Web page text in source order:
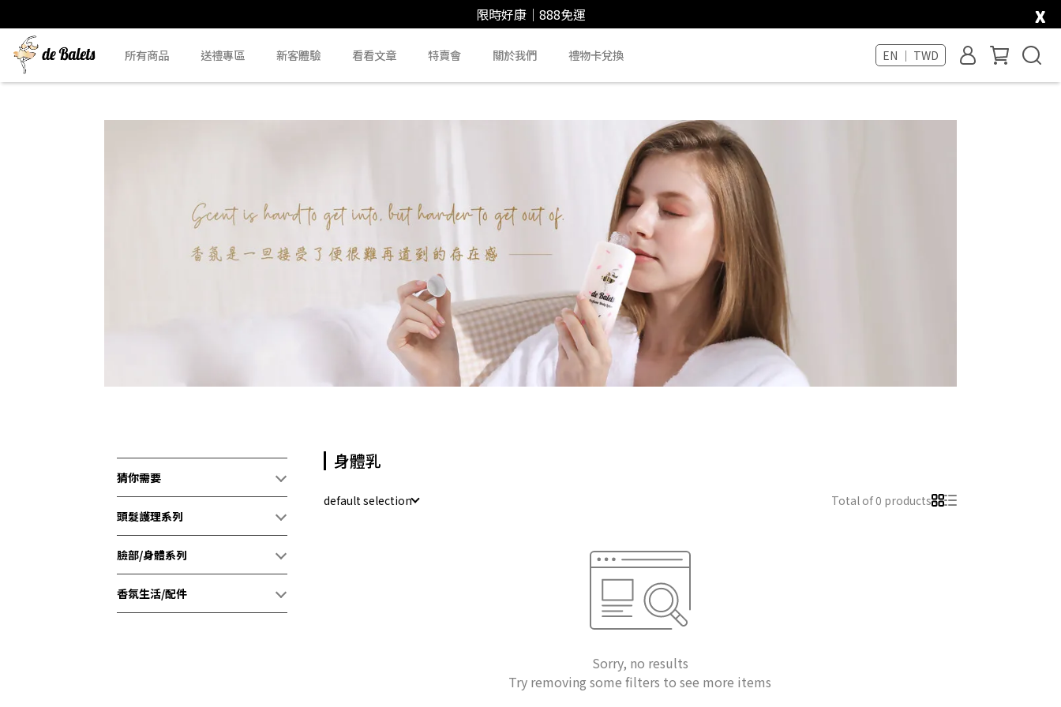
限時好康｜888免運 x
所有商品 送禮專區 新客體驗 看看文章 特賣會 關於我們 禮物卡兌換 EN ｜ TWD
猜你需要
頭髮護理系列
臉部/身體系列
香氛生活/配件
身體乳
default selection Total of 0 products
Sorry, no results
Try removing some filters to see more items